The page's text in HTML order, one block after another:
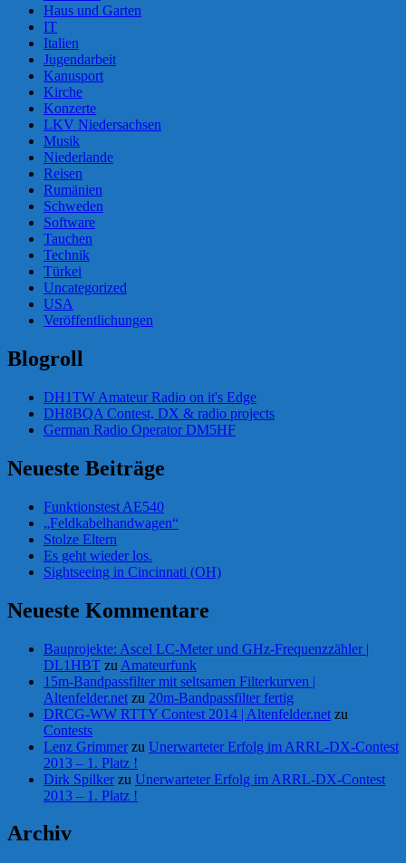
Haus und Garten
IT
Italien
Jugendarbeit
Kanusport
Kirche
Konzerte
LKV Niedersachsen
Musik
Niederlande
Reisen
Rumänien
Schweden
Software
Tauchen
Technik
Türkei
Uncategorized
USA
Veröffentlichungen
Blogroll
DH1TW Amateur Radio on it's Edge
DH8BQA Contest, DX & radio projects
German Radio Operator DM5HF
Neueste Beiträge
Funktionstest AE540
„Feldkabelhandwagen“
Stolze Eltern
Es geht wieder los.
Sightseeing in Cincinnati (OH)
Neueste Kommentare
Bauprojekte: Ascel LC-Meter und GHz-Frequenzzähler |
DL1HBT zu Amateurfunk
15m-Bandpassfilter mit seltsamen Filterkurven |
Altenfelder.net zu 20m-Bandpassfilter fertig
DRCG-WW RTTY Contest 2014 | Altenfelder.net zu
Contests
Lenz Grimmer zu Unerwarteter Erfolg im ARRL-DX-Contest
2013 – 1. Platz !
Dirk Spilker zu Unerwarteter Erfolg im ARRL-DX-Contest
2013 – 1. Platz !
Archiv